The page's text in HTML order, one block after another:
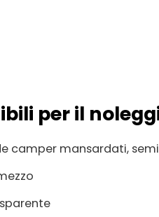
per il
camper mansardati,